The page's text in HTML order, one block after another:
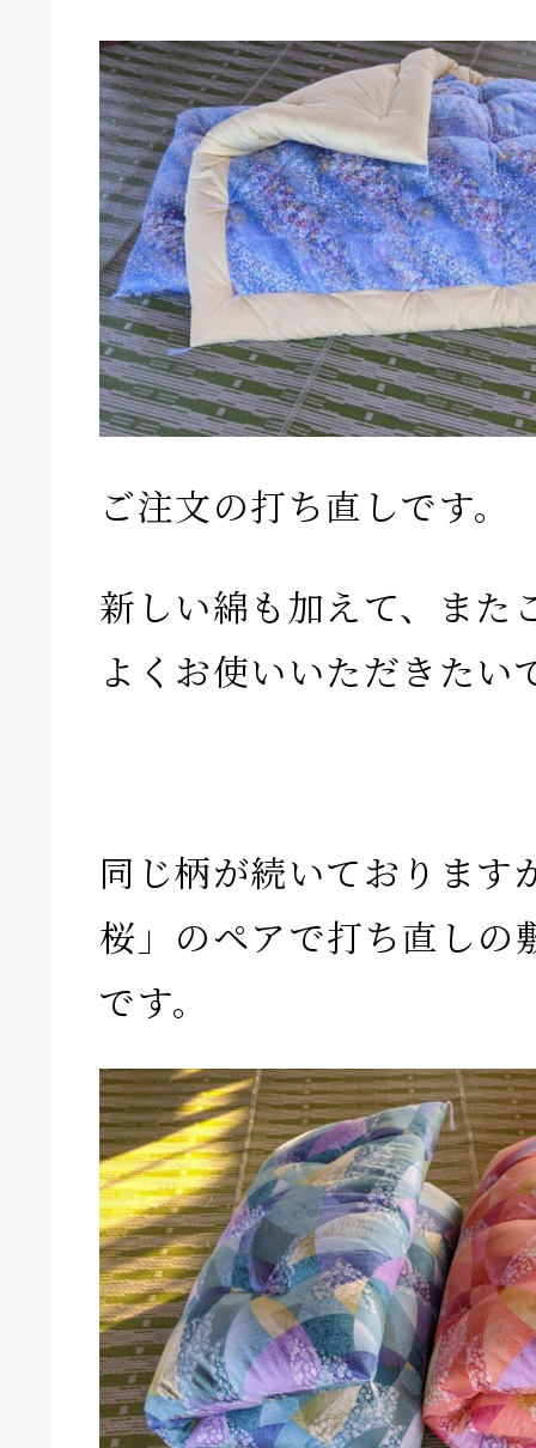
ご注文の打ち直しです。
新しい綿も加えて、また
よくお使いいただきたい
同じ柄が続いております
桜」のペアで打ち直しの
です。